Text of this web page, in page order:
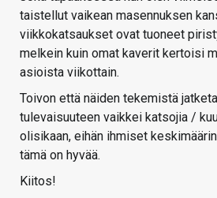
taistellut vaikean masennuksen
viikkokatsaukset ovat tuoneet
melkein kuin omat kaverit kertoisi
asioista viikottain.
Toivon että näiden tekemistä
tulevaisuuteen vaikkei katsojia /
olisikaan, eihän ihmiset
tämä on hyvää.
Kiitos!